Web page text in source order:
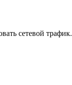
сетевой трафик.